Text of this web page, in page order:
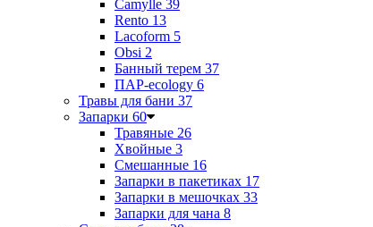
Camylle 39
Rento 13
Lacoform 5
Obsi 2
Банный терем 37
ПАР-ecology 6
Травы для бани 37
Запарки 60
Травяные 26
Хвойные 3
Смешанные 16
Запарки в пакетиках 17
Запарки в мешочках 33
Запарки для чана 8